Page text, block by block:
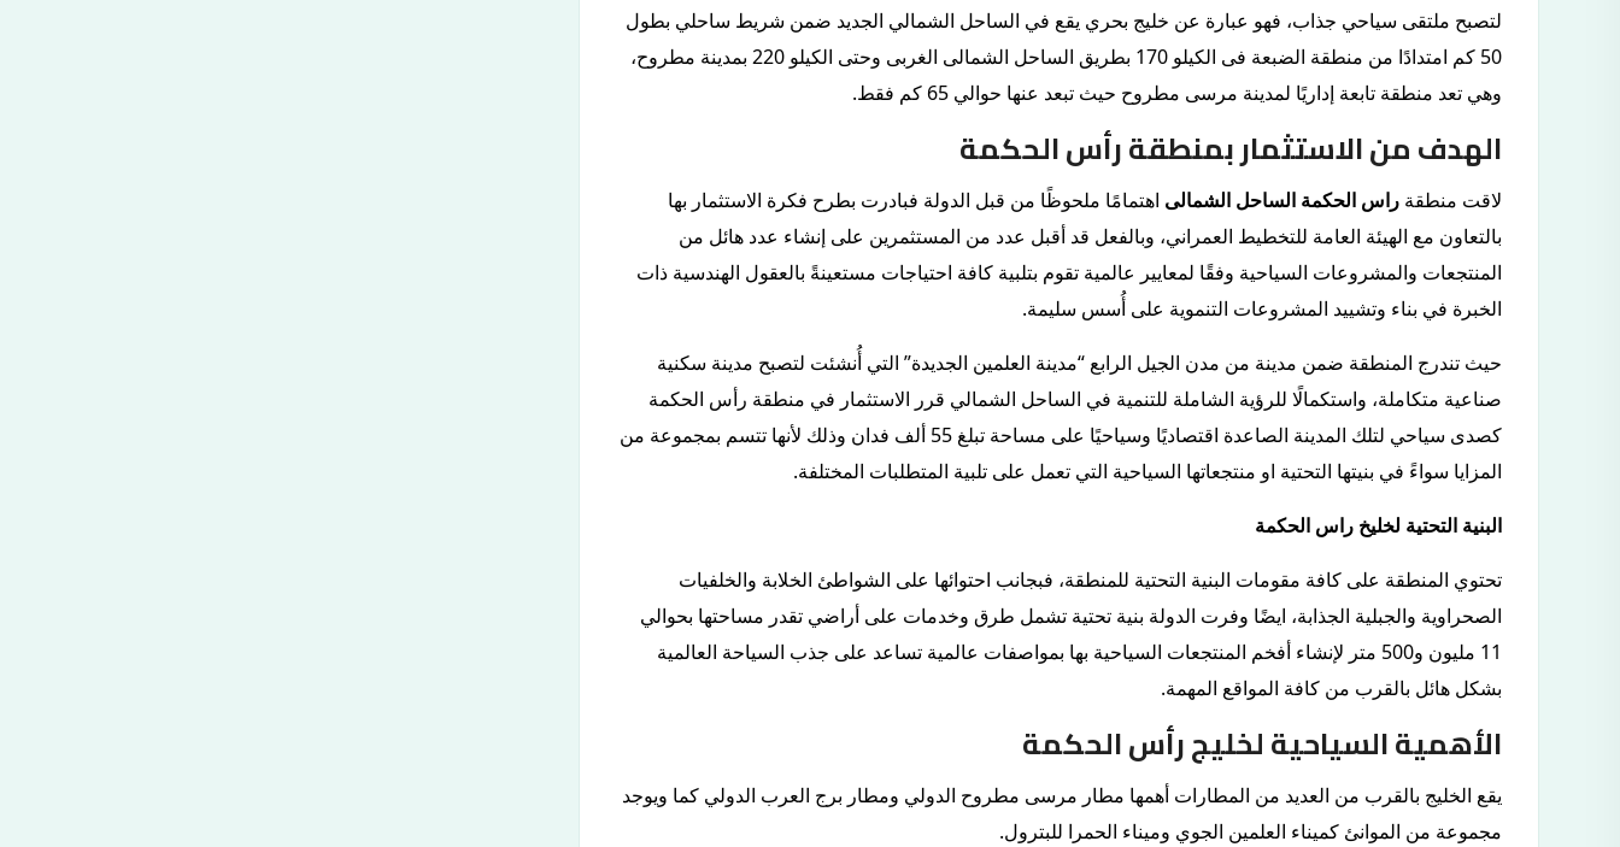
لتصبح ملتقى سياحي جذاب، فهو عبارة عن خليج بحري يقع في الساحل الشمالي الجديد ضمن شريط ساحلي بطول
50 كم امتدادًا من منطقة الضبعة فى الكيلو 170 بطريق الساحل الشمالى الغربى وحتى الكيلو 220 بمدينة مطروح،
وهي تعد منطقة تابعة إداريًا لمدينة مرسى مطروح حيث تبعد عنها حوالي 65 كم فقط.
الهدف من الاستثمار بمنطقة رأس الحكمة
لاقت منطقة راس الحكمة الساحل الشمالى اهتمامًا ملحوظًا من قبل الدولة فبادرت بطرح فكرة الاستثمار بها
بالتعاون مع الهيئة العامة للتخطيط العمراني، وبالفعل قد أقبل عدد من المستثمرين على إنشاء عدد هائل من
المنتجعات والمشروعات السياحية وفقًا لمعايير عالمية تقوم بتلبية كافة احتياجات مستعينةً بالعقول الهندسية ذات
الخبرة في بناء وتشييد المشروعات التنموية على أُسس سليمة.
حيث تندرج المنطقة ضمن مدينة من مدن الجيل الرابع “مدينة العلمين الجديدة” التي أُنشئت لتصبح مدينة سكنية
صناعية متكاملة، واستكمالًا للرؤية الشاملة للتنمية في الساحل الشمالي قرر الاستثمار في منطقة رأس الحكمة
كصدى سياحي لتلك المدينة الصاعدة اقتصاديًا وسياحيًا على مساحة تبلغ 55 ألف فدان وذلك لأنها تتسم بمجموعة من
المزايا سواءً في بنيتها التحتية او منتجعاتها السياحية التي تعمل على تلبية المتطلبات المختلفة.
البنية التحتية لخليخ راس الحكمة
تحتوي المنطقة على كافة مقومات البنية التحتية للمنطقة، فبجانب احتوائها على الشواطئ الخلابة والخلفيات
الصحراوية والجبلية الجذابة، ايضًا وفرت الدولة بنية تحتية تشمل طرق وخدمات على أراضي تقدر مساحتها بحوالي
11 مليون و500 متر لإنشاء أفخم المنتجعات السياحية بها بمواصفات عالمية تساعد على جذب السياحة العالمية
بشكل هائل بالقرب من كافة المواقع المهمة.
الأهمية السياحية لخليج رأس الحكمة
يقع الخليج بالقرب من العديد من المطارات أهمها مطار مرسى مطروح الدولي ومطار برج العرب الدولي كما ويوجد
مجموعة من الموانئ كميناء العلمين الجوي وميناء الحمرا للبترول.